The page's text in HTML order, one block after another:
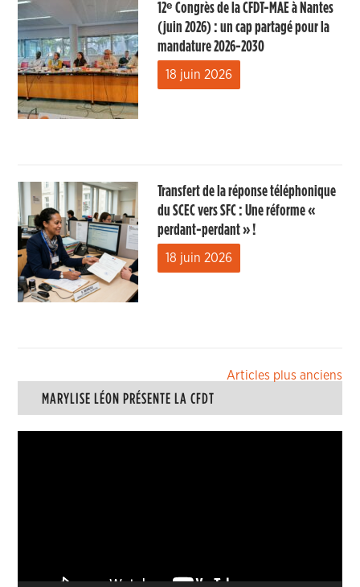
12ᵉ Congrès de la CFDT-MAE à Nantes
(juin 2026) : un cap partagé pour la
mandature 2026-2030
18 juin 2026
Transfert de la réponse téléphonique
du SCEC vers SFC : Une réforme «
perdant-perdant » !
18 juin 2026
Navigation
des
articles
Articles plus anciens
MARYLISE LÉON PRÉSENTE LA CFDT